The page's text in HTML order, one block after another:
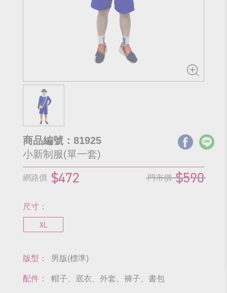
商品編號：81925
小新制服(單一套)
網路價 $472 門市價 $590
尺寸：
XL
版型： 男版(標準)
配件： 帽子、底衣、外套、褲子、書包